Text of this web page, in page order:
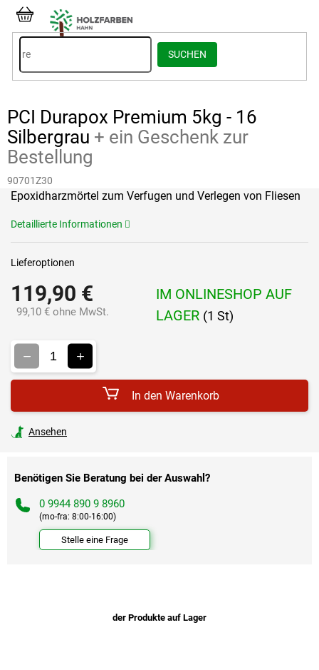
Inhalt
springen
SUCHEN
WARENKORB
PCI Durapox Premium 5kg - 16
Silbergrau + ein Geschenk zur
Bestellung
90701Z30
119,90 €
99,10 € ohne MwSt.
IM ONLINESHOP AUF
LAGER (1 St)
Lieferoptionen
In den Warenkorb
Epoxidharzmörtel zum Verfugen und Verlegen von Fliesen
Detaillierte Informationen
Ansehen
Benötigen Sie Beratung bei der Auswahl?
0 9944 890 9 8960
(mo-fra: 8:00-16:00)
Stelle eine Frage
der Produkte auf Lager